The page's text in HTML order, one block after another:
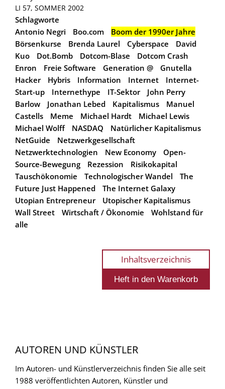
LI 57, SOMMER 2002
Schlagworte
Antonio Negri
Boo.com
Boom der 1990er Jahre
Börsenkurse
Brenda Laurel Cyberspace
David
Kuo
Dot.Bomb Dotcom-Blase
Dotcom Crash
Enron
Freie Software Generation @
Gnutella
Hacker
Hybris Information Internet
Internet-
Start-up
Internethype IT-Sektor
John Perry
Barlow
Jonathan Lebed Kapitalismus
Manuel
Castells
Meme Michael Hardt
Michael Lewis
Michael Wolff
NASDAQ
Natürlicher Kapitalismus
NetGuide
Netzwerkgesellschaft
Netzwerktechnologien
New Economy
Open-
Source-Bewegung
Rezession
Risikokapital
Tauschökonomie
Technologischer Wandel
The
Future Just Happened
The Internet Galaxy
Utopian Entrepreneur
Utopischer Kapitalismus
Wall Street
Wirtschaft / Ökonomie
Wohlstand für
alle
Inhaltsverzeichnis
AUTOREN UND KÜNSTLER
Im Autoren- und Künstlerverzeichnis finden Sie alle seit
1988 veröffentlichten Autoren, Künstler und